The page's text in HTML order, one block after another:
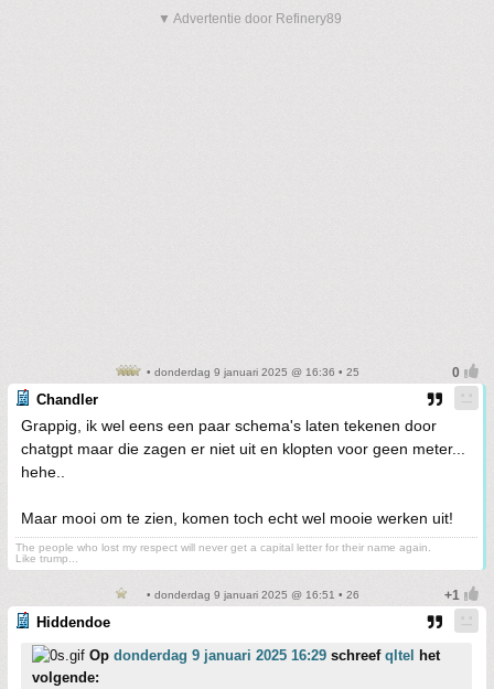
▼ Advertentie door Refinery89
• donderdag 9 januari 2025 @ 16:36 • 25
Chandler
Grappig, ik wel eens een paar schema's laten tekenen door
chatgpt maar die zagen er niet uit en klopten voor geen meter...
hehe..
Maar mooi om te zien, komen toch echt wel mooie werken uit!
The people who lost my respect will never get a capital letter for their name again.
Like trump...
• donderdag 9 januari 2025 @ 16:51 • 26
Hiddendoe
Op donderdag 9 januari 2025 16:29 schreef qltel
het
volgende: